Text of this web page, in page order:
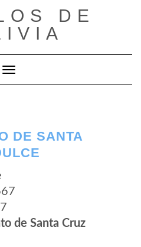
DE
Cambiar modo de navegación
DE SANTA
de Santa Cruz